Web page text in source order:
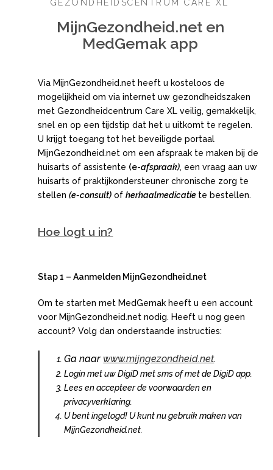
GEZONDHEIDSCENTRUM CARE XL
MijnGezondheid.net en
MedGemak app
Via MijnGezondheid.net heeft u kosteloos de
mogelijkheid om via internet uw gezondheidszaken
met Gezondheidcentrum Care XL veilig, gemakkelijk,
snel en op een tijdstip dat het u uitkomt te regelen.
U krijgt toegang tot het beveiligde portaal
MijnGezondheid.net om een afspraak te maken bij de
huisarts of assistente (e-afspraak), een vraag aan uw
huisarts of praktijkondersteuner chronische zorg te
stellen(e-consult) ofherhaalmedicatie te bestellen.
Hoe logt u in?
Stap 1 – Aanmelden MijnGezondheid.net
Om te starten met MedGemak heeft u een account
voor MijnGezondheid.net nodig. Heeft u nog geen
account? Volg dan onderstaande instructies:
Ga naarwww.mijngezondheid.net.
Login met uw DigiD met sms of met de DigiD app.
Lees en accepteer de voorwaarden en
privacyverklaring.
U bent ingelogd! U kunt nu gebruik maken van
MijnGezondheid.net.